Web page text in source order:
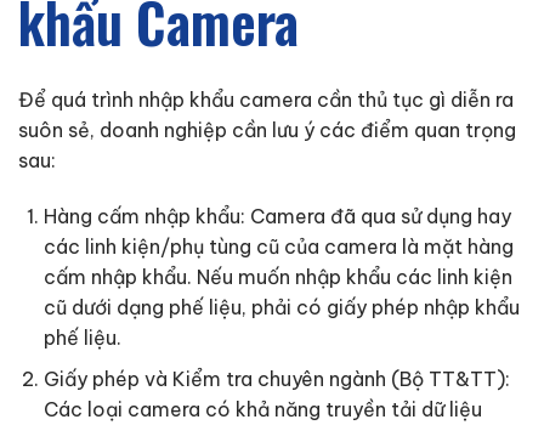
khẩu Camera
Để quá trình nhập khẩu camera cần thủ tục gì diễn ra
suôn sẻ, doanh nghiệp cần lưu ý các điểm quan trọng
sau:
Hàng cấm nhập khẩu: Camera đã qua sử dụng hay
các linh kiện/phụ tùng cũ của camera là mặt hàng
cấm nhập khẩu. Nếu muốn nhập khẩu các linh kiện
cũ dưới dạng phế liệu, phải có giấy phép nhập khẩu
phế liệu.
Giấy phép và Kiểm tra chuyên ngành (Bộ TT&TT):
Các loại camera có khả năng truyền tải dữ liệu